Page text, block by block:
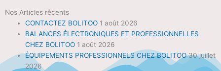
Nos Articles récents
CONTACTEZ BOLITOO 1 août 2026
BALANCES ÉLECTRONIQUES ET PROFESSIONNELLES
CHEZ BOLITOO 1 août 2026
ÉQUIPEMENTS PROFESSIONNELS CHEZ BOLITOO 30 juillet
2026